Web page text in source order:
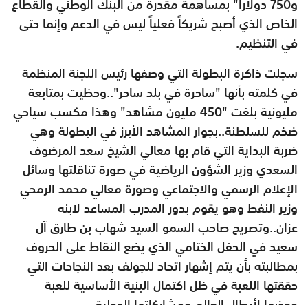
الخاص الذي أصبح شريكاً فعلياً ليس في الدعم وإنما حتى
في التنظيم.
سجلت ذاكرة البطولة التي وصفها رئيس اللجنة المنظمة
في كلمته بأنها "ساحرة في بلد ساحر"..وحظيت بمتابعة
مليونية بلغت "450 مليون مشاهد" وهذا مكسب سياحي
ضخم للسلطنة..بجوار المشاهد الأبرز في البطولة وهي
ضربة البداية التي قام بها معالي الشيخ سعد المرضوف
السعدي وزير الشؤون الرياضية في صورة تناقلتها وسائل
الإعلام الرسمي والاجتماعي وصورة معالي محمد الرمحي
وزير النفط وهو يقوم بدور المدرب المساعد لابنه
عزان..وتصريح صاحب السمو السيد شهاب بن طارق آل
سعيد في الحفل الختامي الذي يضع النقاط على الحروف
بمطالبته بأن يتم إشهار اتحاد للجولف بعد النجاحات التي
حققتها اللعبة في ظل اكتمال البنية الأساسية للعبة